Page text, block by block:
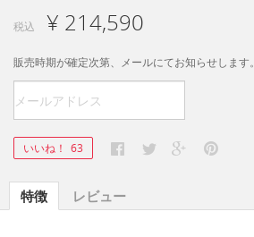
税込 ¥ 214,590
販売時期が確定次第、メールにてお知らせします。
いいね！ 63
特徴 レビュー